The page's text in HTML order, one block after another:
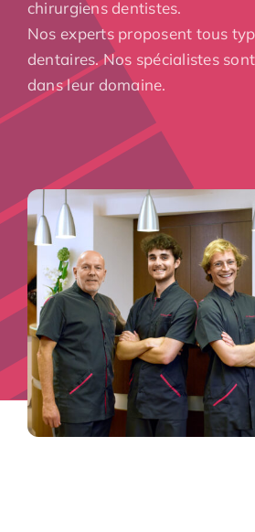
chirurgiens dentistes.
Nos experts proposent tous
dentaires. Nos spécialistes
dans leur domaine.